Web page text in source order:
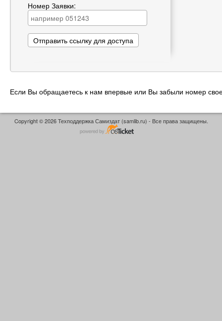
Номер Заявки:
Если Вы обращаетесь к нам впервые или Вы забыли номер
Copyright © 2026 Техподдержка Самиздат (samlib.ru) - Все права защищены.